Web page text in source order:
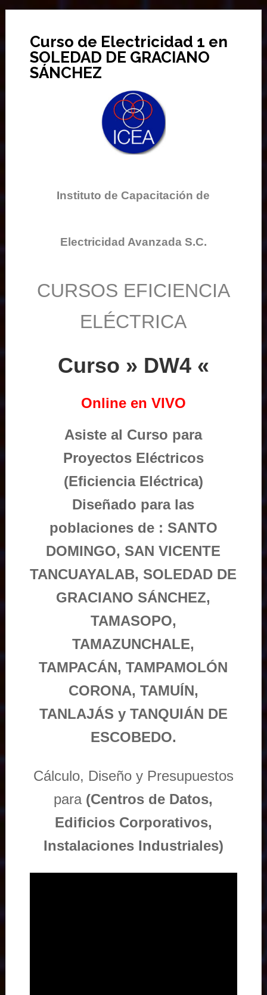
Curso de Electricidad 1 en
SOLEDAD DE GRACIANO
SÁNCHEZ
Instituto de Capacitación de
Electricidad Avanzada S.C.
CURSOS EFICIENCIA
ELÉCTRICA
Curso » DW4 «
Online en VIVO
Asiste al Curso para
Proyectos Eléctricos
(Eficiencia Eléctrica)
Diseñado para las
poblaciones de : SANTO
DOMINGO, SAN VICENTE
TANCUAYALAB, SOLEDAD DE
GRACIANO SÁNCHEZ,
TAMASOPO,
TAMAZUNCHALE,
TAMPACÁN, TAMPAMOLÓN
CORONA, TAMUÍN,
TANLAJÁS y TANQUIÁN DE
ESCOBEDO.
Cálculo, Diseño y Presupuestos
para (Centros de Datos,
Edificios Corporativos,
Instalaciones Industriales)